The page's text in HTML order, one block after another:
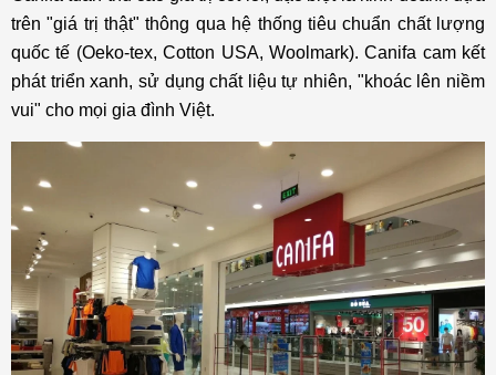
trên "giá trị thật" thông qua hệ thống tiêu chuẩn chất lượng
quốc tế (Oeko-tex, Cotton USA, Woolmark). Canifa cam kết
phát triển xanh, sử dụng chất liệu tự nhiên, "khoác lên niềm
vui" cho mọi gia đình Việt.